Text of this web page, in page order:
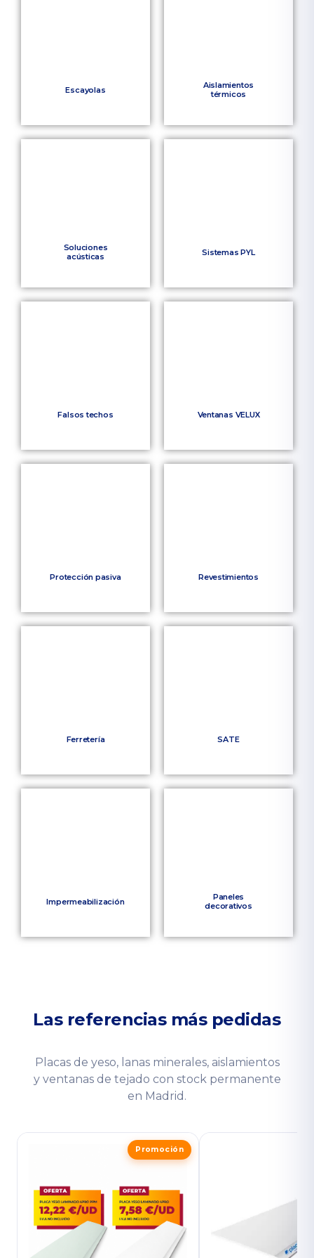
Escayolas
Aislamientos
térmicos
Soluciones
acústicas
Sistemas PYL
Falsos techos Ventanas VELUX
Protección pasiva Revestimientos
Ferretería SATE
Impermeabilización
Paneles
decorativos
Las referencias más pedidas
Placas de yeso, lanas minerales, aislamientos
y ventanas de tejado con stock permanente
en Madrid.
Promoción